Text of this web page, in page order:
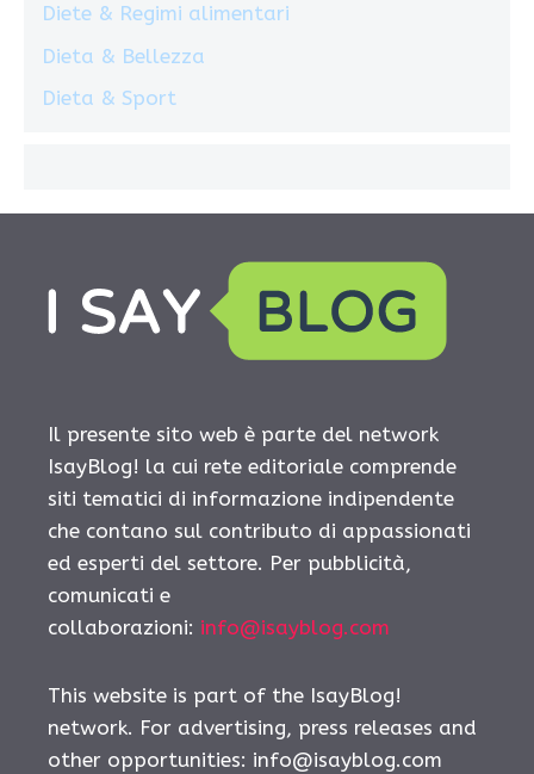
Diete & Regimi alimentari
Dieta & Bellezza
Dieta & Sport
Il presente sito web è parte del network
IsayBlog! la cui rete editoriale comprende
siti tematici di informazione indipendente
che contano sul contributo di appassionati
ed esperti del settore. Per pubblicità,
comunicati e
collaborazioni: info@isayblog.com
This website is part of the IsayBlog!
network. For advertising, press releases and
other opportunities: info@isayblog.com